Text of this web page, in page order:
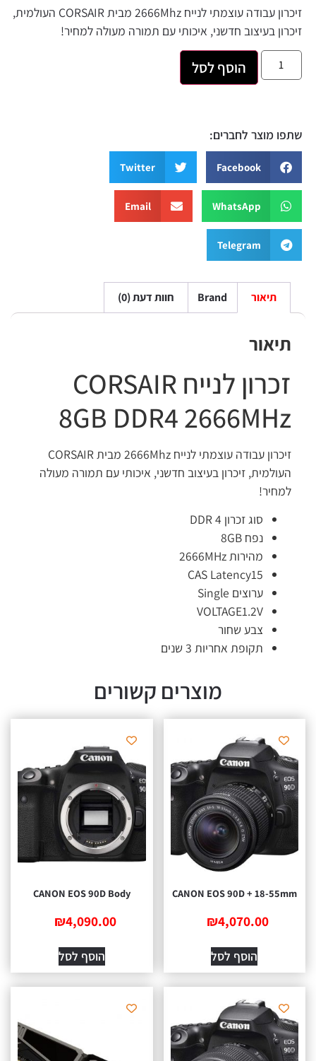
זיכרון עבודה עוצמתי לנייח 2666Mhz מבית CORSAIR העולמית,
בעיצוב חדשני, איכותי עם תמורה מעולה למחיר!
הוסף לסל
מוצר לחברים:
Facebook
Twitter
WhatsApp
Email
Telegram
Brand חוות דעת (0)
זכרון לנייח CORSAIR
8GB DDR4
זיכרון עבודה עוצמתי לנייח 2666Mhz מבית CORSAIR
זיכרון בעיצוב חדשני, איכותי עם תמורה מעולה
סוג זכרון DDR 4
נפח 8GB
מהירות 2666MHz
CAS Latency15
ערוצים Single
VOLTAGE1.2V
צבע שחור
תקופת אחריות 3 שנים
מוצרים קשורים
CANON EOS 90D + 18-
₪4,070.00
הוסף לסל
CANON EOS 90D Body
₪4,090.00
הוסף לסל